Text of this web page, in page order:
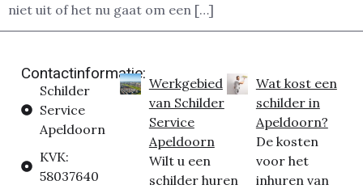
niet uit of het nu gaat om een […]
Contactinformatie:
Schilder
Service
Apeldoorn
KVK:
58037640
Werkgebied
van Schilder
Service
Apeldoorn
Wilt u een
schilder huren
Wat kost een
schilder in
Apeldoorn?
De kosten
voor het
inhuren van